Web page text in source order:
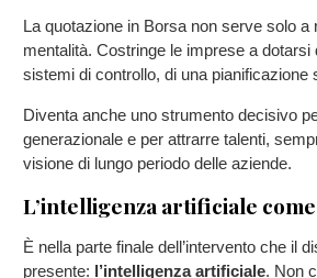
La quotazione in Borsa non serve solo
mentalità. Costringe le imprese a
sistemi di controllo, di una pianificazione
Diventa anche uno strumento decisivo
generazionale e per attrarre talenti,
visione di lungo periodo delle aziende.
L’intelligenza artificiale
È nella parte finale dell’intervento che il
presente: l’intelligenza artificiale. Non